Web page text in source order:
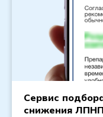
Сервис
снижения